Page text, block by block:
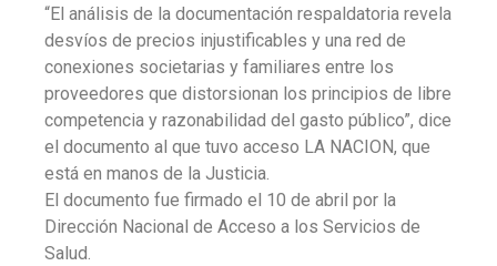
“El análisis de la documentación respaldatoria revela
desvíos de precios injustificables y una red de
conexiones societarias y familiares entre los
proveedores que distorsionan los principios de libre
competencia y razonabilidad del gasto público”, dice
el documento al que tuvo acceso LA NACION, que
está en manos de la Justicia.
El documento fue firmado el 10 de abril por la
Dirección Nacional de Acceso a los Servicios de
Salud.